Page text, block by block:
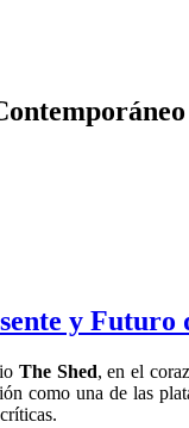
y
The Shed, en el
como una de las